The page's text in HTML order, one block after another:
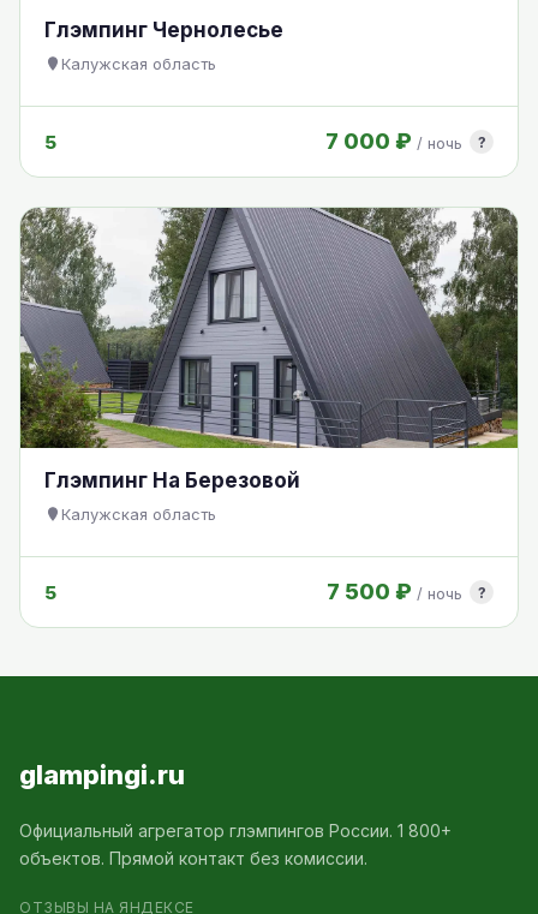
Глэмпинг Чернолесье
Калужская область
5 7 000 ₽ / ночь ?
Глэмпинг На Березовой
Калужская область
5 7 500 ₽ / ночь ?
glampingi.ru
Официальный агрегатор глэмпингов России. 1 800+
объектов. Прямой контакт без комиссии.
ОТЗЫВЫ НА ЯНДЕКСЕ